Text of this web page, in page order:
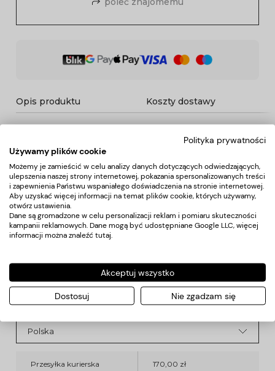
Opis produktu Koszty dostawy
Opis
Stylowy myjnia fryzjerska.
Bardzo komfortowa, idealnie pasuje do wnętrz eleganckich
salonów.
Bardzo stabilna i solidna. Obicie z najwyższej jakości
ekoskóry koloru czarnego.
Baza myjni w kolorze czarnym.
Koszty dostawy
Przesyłka kurierska 170,00 zł
Polityka prywatności
Używamy plików cookie
Możemy je zamieścić w celu analizy danych dotyczących odwiedzających,
ulepszenia naszej strony internetowej, pokazania spersonalizowanych treści
i zapewnienia Państwu wspaniałego doświadczenia na stronie internetowej.
Aby uzyskać więcej informacji na temat plików cookie, których używamy,
otwórz ustawienia.
Dane są gromadzone w celu personalizacji reklam i pomiaru skuteczności
kampanii reklamowych. Dane mogą być udostępniane Google LLC, więcej
informacji można znaleźć tutaj
Akceptuj wszystko
Dostosuj Nie zgadzam się